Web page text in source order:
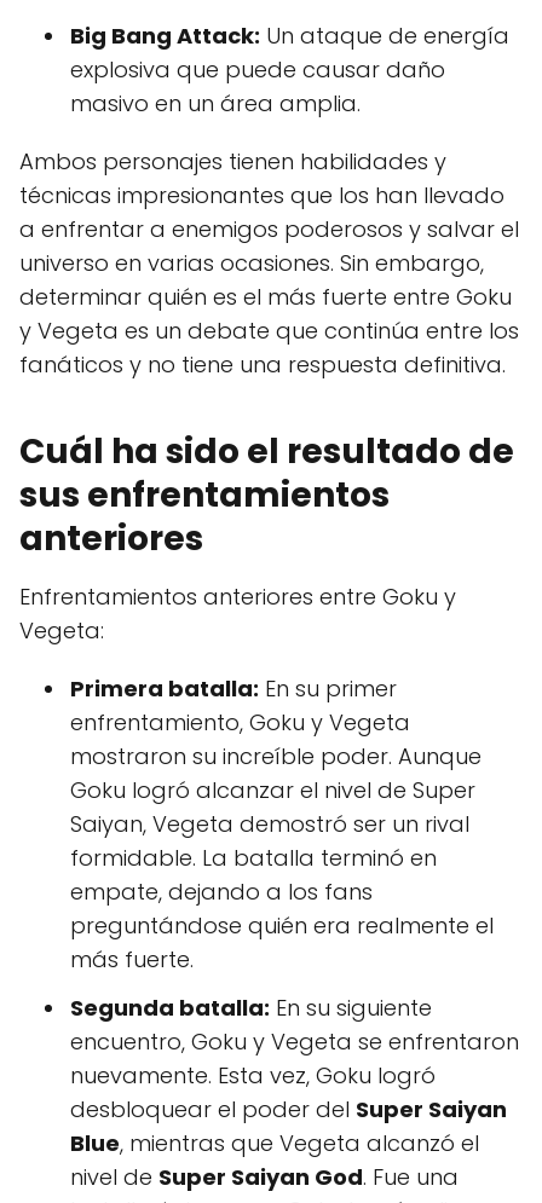
Big Bang Attack: Un ataque de energía
explosiva que puede causar daño
masivo en un área amplia.
Ambos personajes tienen habilidades y
técnicas impresionantes que los han llevado
a enfrentar a enemigos poderosos y salvar el
universo en varias ocasiones. Sin embargo,
determinar quién es el más fuerte entre Goku
y Vegeta es un debate que continúa entre los
fanáticos y no tiene una respuesta definitiva.
Cuál ha sido el resultado de
sus enfrentamientos
anteriores
Enfrentamientos anteriores entre Goku y
Vegeta:
Primera batalla: En su primer
enfrentamiento, Goku y Vegeta
mostraron su increíble poder. Aunque
Goku logró alcanzar el nivel de Super
Saiyan, Vegeta demostró ser un rival
formidable. La batalla terminó en
empate, dejando a los fans
preguntándose quién era realmente el
más fuerte.
Segunda batalla: En su siguiente
encuentro, Goku y Vegeta se enfrentaron
nuevamente. Esta vez, Goku logró
desbloquear el poder del Super Saiyan
Blue, mientras que Vegeta alcanzó el
nivel de Super Saiyan God. Fue una